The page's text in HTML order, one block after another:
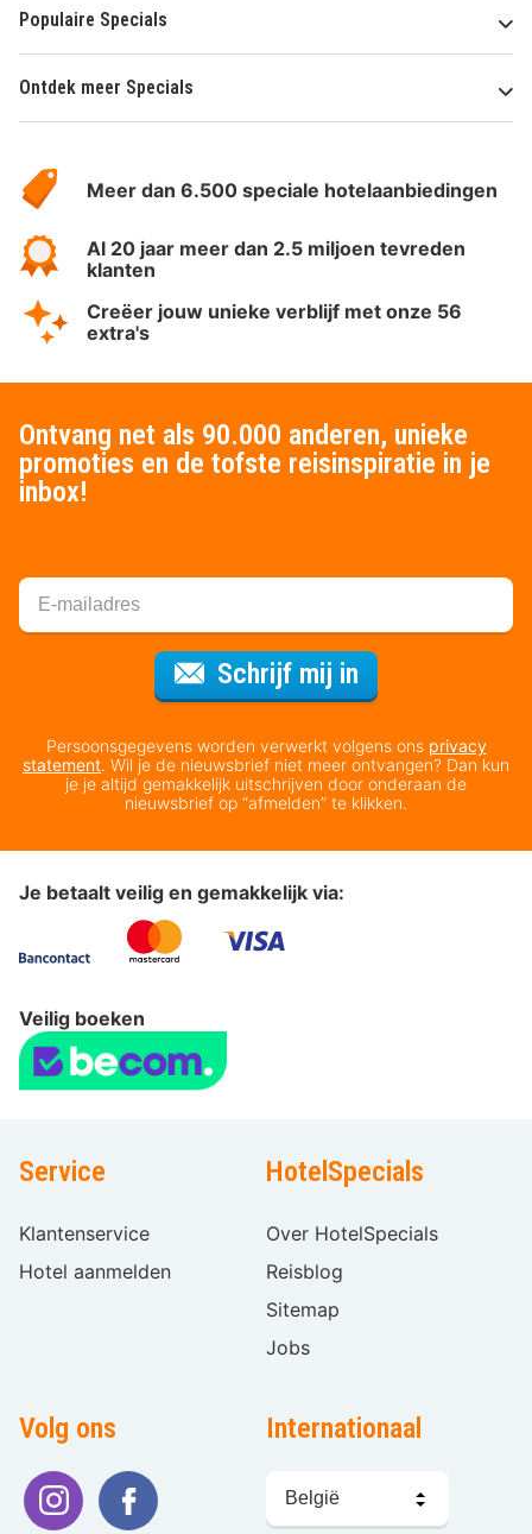
Populaire Specials
Ontdek meer Specials
HotelSpecials
Meer dan 6.500 speciale hotelaanbiedingen
Al 20 jaar meer dan 2.5 miljoen tevreden
klanten
Creëer jouw unieke verblijf met onze 56
extra's
Ontvang net als 90.000 anderen, unieke
promoties en de tofste reisinspiratie in je
inbox!
Schrijf mij in
Persoonsgegevens worden verwerkt volgens ons privacy
statement. Wil je de nieuwsbrief niet meer ontvangen? Dan kun
je je altijd gemakkelijk uitschrijven door onderaan de
nieuwsbrief op “afmelden” te klikken.
Je betaalt veilig en gemakkelijk via:
Veilig boeken
Service
Klantenservice
Hotel aanmelden
HotelSpecials
Over HotelSpecials
Reisblog
Sitemap
Jobs
Volg ons Internationaal
kiezen